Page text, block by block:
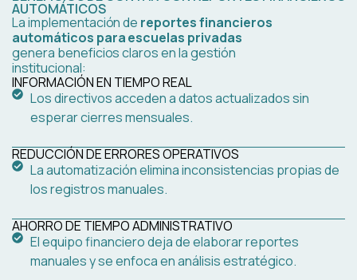
AUTOMÁTICOS
La implementación de reportes financieros
automáticos para escuelas privadas
genera beneficios claros en la gestión
institucional:
INFORMACIÓN EN TIEMPO REAL
Los directivos acceden a datos actualizados sin
esperar cierres mensuales.
REDUCCIÓN DE ERRORES OPERATIVOS
La automatización elimina inconsistencias propias de
los registros manuales.
AHORRO DE TIEMPO ADMINISTRATIVO
El equipo financiero deja de elaborar reportes
manuales y se enfoca en análisis estratégico.